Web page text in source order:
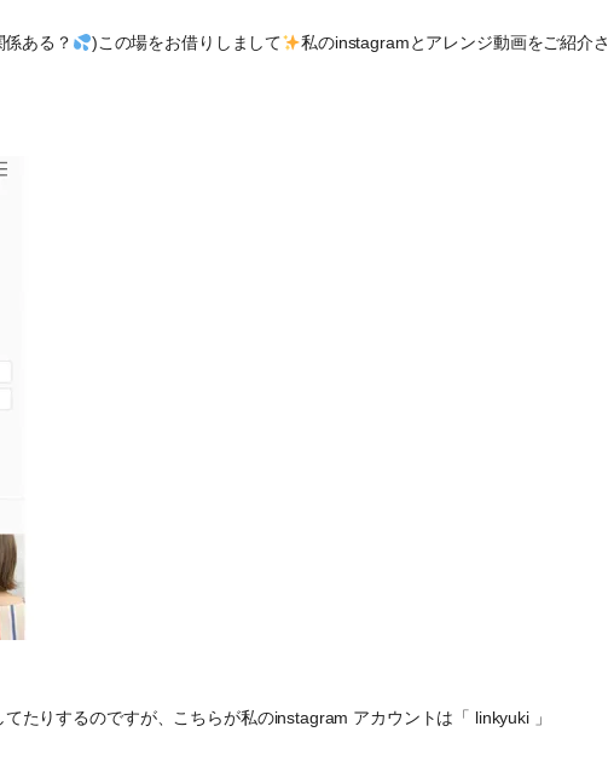
ある？ )この場をお借りしまして
私のinstagramとアレンジ動画をご紹介さ
たりするのですが、こちらが私のinstagram アカウントは「 linkyuki 」